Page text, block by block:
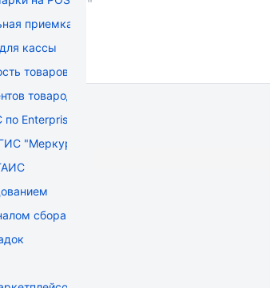
приемка маркированного товара на ТСД
кассы
товаров
товародвижения
EnterpriseData
"Меркурий"
сбора данных (ТСД)